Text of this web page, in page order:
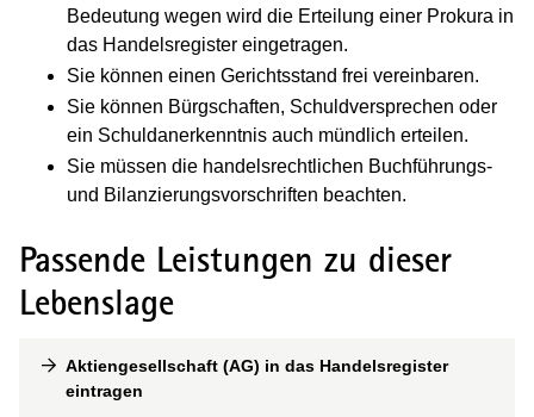
Bedeutung wegen wird die Erteilung einer Prokura in
das Handelsregister eingetragen.
Sie können einen Gerichtsstand frei vereinbaren.
Sie können Bürgschaften, Schuldversprechen oder
ein Schuldanerkenntnis auch mündlich erteilen.
Sie müssen die handelsrechtlichen Buchführungs-
und Bilanzierungsvorschriften beachten.
Passende Leistungen zu dieser
Lebenslage
Aktiengesellschaft (AG) in das Handelsregister
eintragen